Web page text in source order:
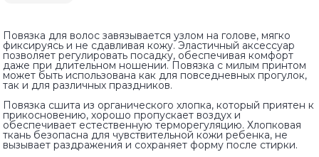
Повязка для волос завязывается узлом на голове, мягко
фиксируясь и не сдавливая кожу. Эластичный аксессуар
позволяет регулировать посадку, обеспечивая комфорт
даже при длительном ношении. Повязка с милым принтом
может быть использована как для повседневных прогулок,
так и для различных праздников.
Повязка сшита из органического хлопка, который приятен к
прикосновению, хорошо пропускает воздух и
обеспечивает естественную терморегуляцию. Хлопковая
ткань безопасна для чувствительной кожи ребенка, не
вызывает раздражения и сохраняет форму после стирки.